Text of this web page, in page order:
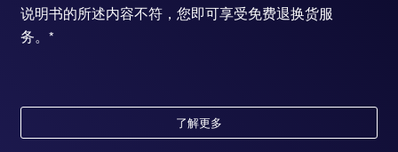
说明书的所述内容不符，您即可享受免费退换货服
务。*
了解更多